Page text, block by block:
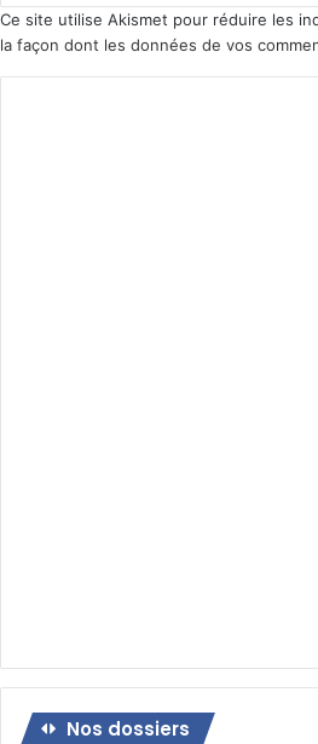
Ce site utilise Akismet pour réduire les
la façon dont les données de vos
Nos dossiers